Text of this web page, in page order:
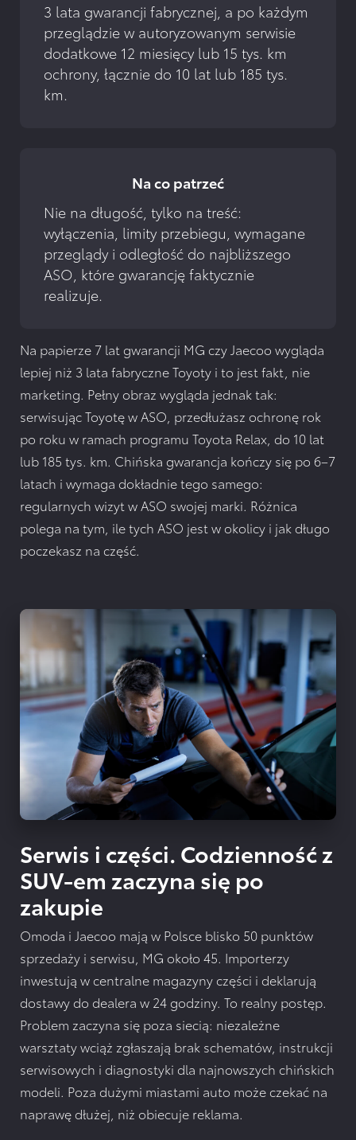
3 lata gwarancji fabrycznej, a po każdym
przeglądzie w autoryzowanym serwisie
dodatkowe 12 miesięcy lub 15 tys. km
ochrony, łącznie do 10 lat lub 185 tys.
km.
Na co patrzeć
Nie na długość, tylko na treść:
wyłączenia, limity przebiegu, wymagane
przeglądy i odległość do najbliższego
ASO, które gwarancję faktycznie
realizuje.
Na papierze 7 lat gwarancji MG czy Jaecoo wygląda
lepiej niż 3 lata fabryczne Toyoty i to jest fakt, nie
marketing. Pełny obraz wygląda jednak tak:
serwisując Toyotę w ASO, przedłużasz ochronę rok
po roku w ramach programu Toyota Relax , do 10 lat
lub 185 tys. km. Chińska gwarancja kończy się po 6–7
latach i wymaga dokładnie tego samego:
regularnych wizyt w ASO swojej marki. Różnica
polega na tym, ile tych ASO jest w okolicy i jak długo
poczekasz na część.
Serwis i części. Codzienność z
SUV-em zaczyna się po
zakupie
Omoda i Jaecoo mają w Polsce blisko 50 punktów
sprzedaży i serwisu, MG około 45. Importerzy
inwestują w centralne magazyny części i deklarują
dostawy do dealera w 24 godziny. To realny postęp.
Problem zaczyna się poza siecią: niezależne
warsztaty wciąż zgłaszają brak schematów, instrukcji
serwisowych i diagnostyki dla najnowszych chińskich
modeli. Poza dużymi miastami auto może czekać na
naprawę dłużej, niż obiecuje reklama.